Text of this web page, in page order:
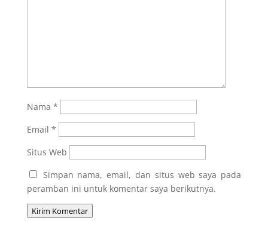
Nama *
Email *
Situs Web
Simpan nama, email, dan situs web saya pada
peramban ini untuk komentar saya berikutnya.
Kirim Komentar